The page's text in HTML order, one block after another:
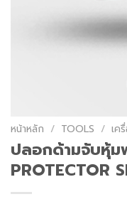
หน้าหลัก / TOOLS / เค
ปลอกด้ามจับหุ้ม
PROTECTOR